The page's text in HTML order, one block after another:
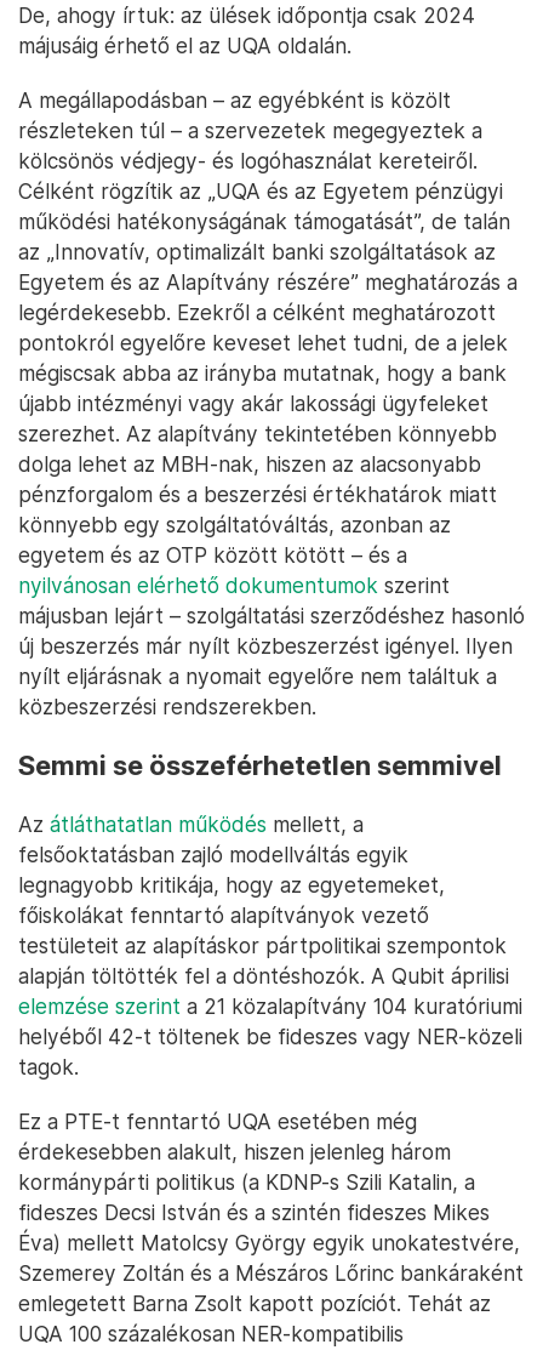
De, ahogy írtuk: az ülések időpontja csak 2024
májusáig érhető el az UQA oldalán.
A megállapodásban – az egyébként is közölt
részleteken túl – a szervezetek megegyeztek a
kölcsönös védjegy- és logóhasználat kereteiről.
Célként rögzítik az „UQA és az Egyetem pénzügyi
működési hatékonyságának támogatását”, de talán
az „Innovatív, optimalizált banki szolgáltatások az
Egyetem és az Alapítvány részére” meghatározás a
legérdekesebb. Ezekről a célként meghatározott
pontokról egyelőre keveset lehet tudni, de a jelek
mégiscsak abba az irányba mutatnak, hogy a bank
újabb intézményi vagy akár lakossági ügyfeleket
szerezhet. Az alapítvány tekintetében könnyebb
dolga lehet az MBH-nak, hiszen az alacsonyabb
pénzforgalom és a beszerzési értékhatárok miatt
könnyebb egy szolgáltatóváltás, azonban az
egyetem és az OTP között kötött – és a
nyilvánosan elérhető dokumentumok szerint
májusban lejárt – szolgáltatási szerződéshez hasonló
új beszerzés már nyílt közbeszerzést igényel. Ilyen
nyílt eljárásnak a nyomait egyelőre nem találtuk a
közbeszerzési rendszerekben.
Semmi se összeférhetetlen semmivel
Az átláthatatlan működés mellett, a
felsőoktatásban zajló modellváltás egyik
legnagyobb kritikája, hogy az egyetemeket,
főiskolákat fenntartó alapítványok vezető
testületeit az alapításkor pártpolitikai szempontok
alapján töltötték fel a döntéshozók. A Qubit áprilisi
elemzése szerint a 21 közalapítvány 104 kuratóriumi
helyéből 42-t töltenek be fideszes vagy NER-közeli
tagok.
Ez a PTE-t fenntartó UQA esetében még
érdekesebben alakult, hiszen jelenleg három
kormánypárti politikus (a KDNP-s Szili Katalin, a
fideszes Decsi István és a szintén fideszes Mikes
Éva) mellett Matolcsy György egyik unokatestvére,
Szemerey Zoltán és a Mészáros Lőrinc bankáraként
emlegetett Barna Zsolt kapott pozíciót. Tehát az
UQA 100 százalékosan NER-kompatibilis